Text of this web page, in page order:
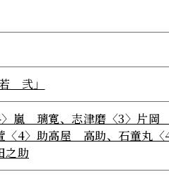
弐」
嵐 璃寛、志津磨〈3〉片
4〉助高屋 高助、石童丸
助